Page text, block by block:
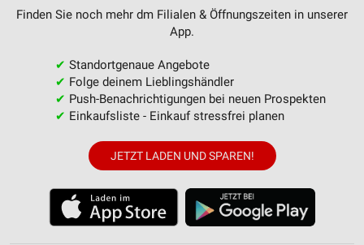
Finden Sie noch mehr dm Filialen & Öffnungszeiten in unserer
App.
✔ Standortgenaue Angebote
✔ Folge deinem Lieblingshändler
✔ Push-Benachrichtigungen bei neuen Prospekten
✔ Einkaufsliste - Einkauf stressfrei planen
JETZT LADEN UND SPAREN!